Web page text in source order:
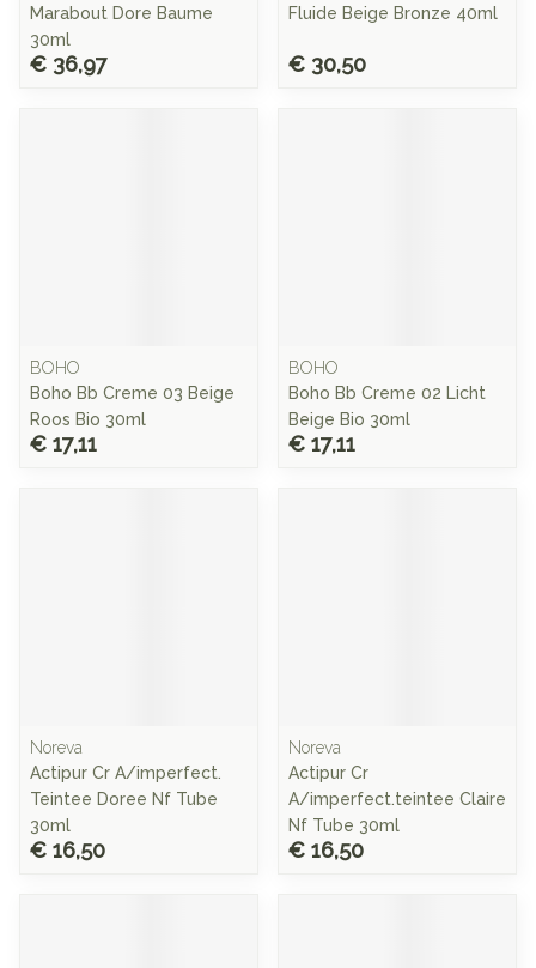
Marabout Dore Baume
30ml
€ 36,97
Fluide Beige Bronze 40ml
€ 30,50
BOHO
Boho Bb Creme 03 Beige
Roos Bio 30ml
€ 17,11
BOHO
Boho Bb Creme 02 Licht
Beige Bio 30ml
€ 17,11
Noreva
Actipur Cr A/imperfect.
Teintee Doree Nf Tube
30ml
€ 16,50
Noreva
Actipur Cr
A/imperfect.teintee Claire
Nf Tube 30ml
€ 16,50